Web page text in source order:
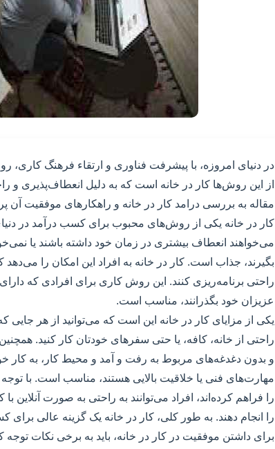
در دنیای امروزه، با پیشرفت فناوری و ارتقاء فرهنگ
از این روش‌ها کار در خانه است که به دلیل انعطاف‌پذیری و
مقاله به بررسی درامد کار در خانه و راهکارهای موفقیت آن
کار در خانه یکی از روش‌های محبوب برای کسب درآمد در
می‌خواهند انعطاف بیشتری در زمان خود داشته باشند یا
بگیرند، جذاب است. کار در خانه به افراد این امکان را می‌دهد
راحتی برنامه‌ریزی کنند. این روش کاری برای افرادی که
عزیزان خود بگذرانند، مناسب است.
یکی از مزایای کار در خانه این است که می‌توانید از هر جایی
راحتی از خانه، کافه، یا حتی سفرهای خودتان کار کنید.
و بدون دغدغه‌های مربوط به رفت و آمد و محیط کار، به کار
مهارت‌های فنی یا خلاقیت بالایی هستند، مناسب است. با توجه
را فراهم کرده‌اند، افراد می‌توانند به راحتی به صورت آنلاین
را انجام دهند. به طور کلی، کار در خانه یک گزینه عالی
برای داشتن موفقیت در کار در خانه، باید به برخی نکات توجه